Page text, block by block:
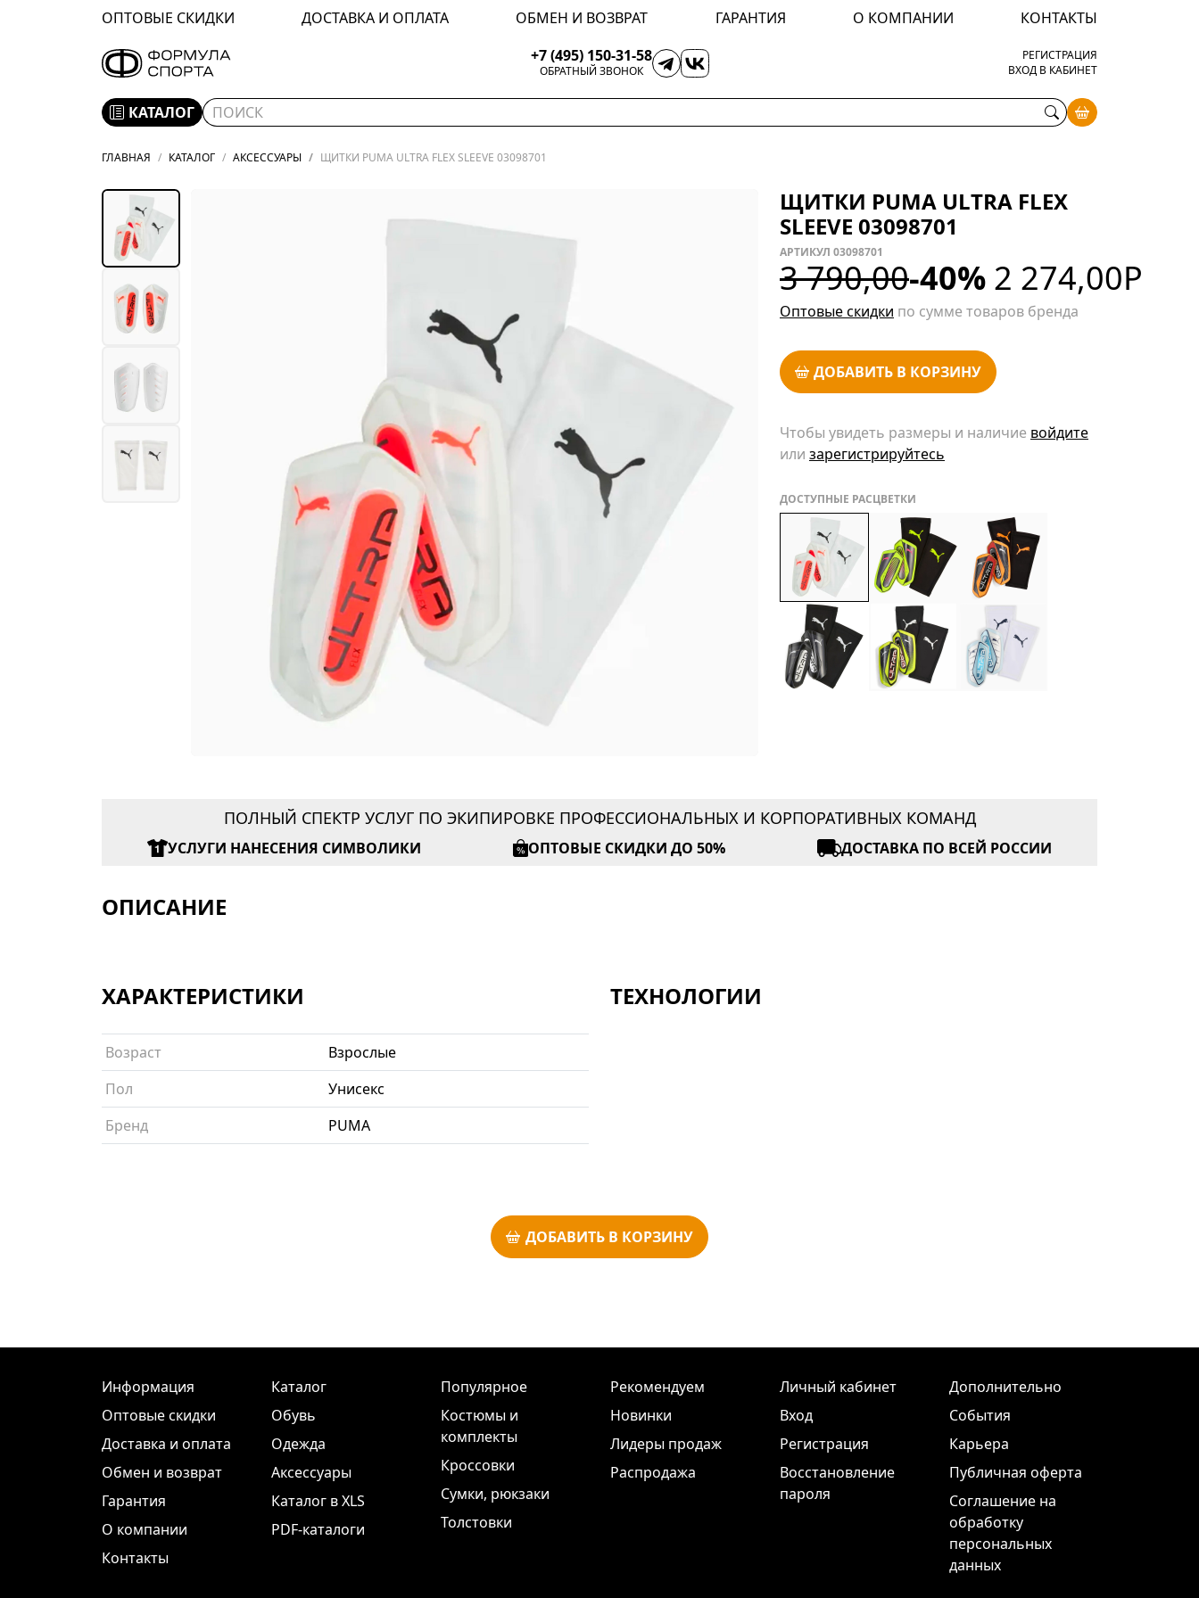
ОПТОВЫЕ СКИДКИ ДОСТАВКА И ОПЛАТА ОБМЕН И ВОЗВРАТ ГАРАНТИЯ О КОМПАНИИ
КОНТАКТЫ
+7 (495) 150-31-58
ОБРАТНЫЙ ЗВОНОК
РЕГИСТРАЦИЯ
ВХОД В КАБИНЕТ
КАТАЛОГ
ГЛАВНАЯ КАТАЛОГ АКСЕССУАРЫ ЩИТКИ PUMA ULTRA FLEX SLEEVE 03098701
ЩИТКИ PUMA ULTRA FLEX
SLEEVE 03098701
АРТИКУЛ 03098701
3 790,00-40% 2 274,00Р
Оптовые скидки по сумме товаров бренда
ДОБАВИТЬ В КОРЗИНУ
Чтобы увидеть размеры и наличие войдите
или зарегистрируйтесь
ДОСТУПНЫЕ РАСЦВЕТКИ
ПОЛНЫЙ СПЕКТР УСЛУГ ПО ЭКИПИРОВКЕ ПРОФЕССИОНАЛЬНЫХ И КОРПОРАТИВНЫХ КОМАНД
УСЛУГИ НАНЕСЕНИЯ СИМВОЛИКИ ОПТОВЫЕ СКИДКИ ДО 50% ДОСТАВКА ПО ВСЕЙ РОССИИ
ОПИСАНИЕ
ХАРАКТЕРИСТИКИ
Возраст
Взрослые
Пол
Унисекс
Бренд
PUMA
ТЕХНОЛОГИИ
ДОБАВИТЬ В КОРЗИНУ
Информация
Оптовые скидки
Доставка и оплата
Обмен и возврат
Гарантия
О компании
Контакты
Каталог
Обувь
Одежда
Аксессуары
Каталог в XLS
PDF-каталоги
Популярное
Костюмы и
комплекты
Кроссовки
Сумки, рюкзаки
Толстовки
Рекомендуем
Новинки
Лидеры продаж
Распродажа
Личный кабинет
Вход
Регистрация
Восстановление
пароля
Дополнительно
События
Карьера
Публичная оферта
Соглашение на
обработку
персональных
данных